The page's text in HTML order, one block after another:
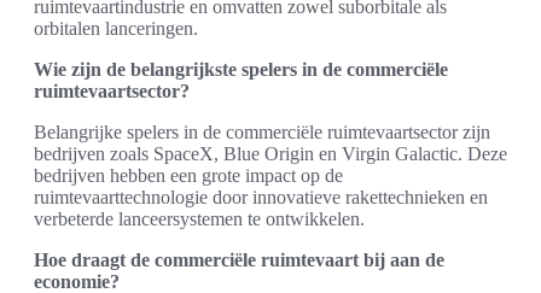
ruimtevaartindustrie en omvatten zowel suborbitale als
orbitalen lanceringen.
Wie zijn de belangrijkste spelers in de commerciële
ruimtevaartsector?
Belangrijke spelers in de commerciële ruimtevaartsector zijn
bedrijven zoals SpaceX, Blue Origin en Virgin Galactic. Deze
bedrijven hebben een grote impact op de
ruimtevaarttechnologie door innovatieve rakettechnieken en
verbeterde lanceersystemen te ontwikkelen.
Hoe draagt de commerciële ruimtevaart bij aan de
economie?